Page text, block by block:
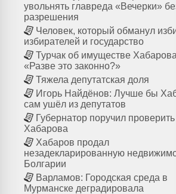
увольнять главреда «Вечерки»
разрешения
Человек, который обманул
избирателей и государство
Турчак об имуществе
«Разве это законно?»
Тяжела депутатская доля
Игорь Найдёнов: Лучше бы
сам ушёл из депутатов
Губернатор поручил проверить
Хабарова
Хабаров продал
незадекларированную
Болгарии
Варламов: Городская среда в
Мурманске деградировала